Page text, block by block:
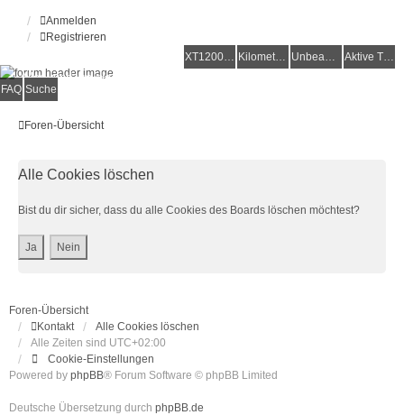
Anmelden
Registrieren
XT1200Z-Wiki
Kilometerstatistik Unbeantwortete Themen Aktive Themen
Alles rund um die Yamaha XT1200Z Super Ténéré
FAQ Suche
Foren-Übersicht
Alle Cookies löschen
Bist du dir sicher, dass du alle Cookies des Boards löschen möchtest?
Foren-Übersicht
Kontakt
Alle Cookies löschen
Alle Zeiten sind UTC+02:00
Cookie-Einstellungen
Powered by phpBB® Forum Software © phpBB Limited
Deutsche Übersetzung durch phpBB.de